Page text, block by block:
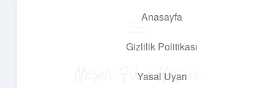
Anasayfa
Gizlilik Politikası
Yasal Uyarı
Neşeli Fikir Köşesi